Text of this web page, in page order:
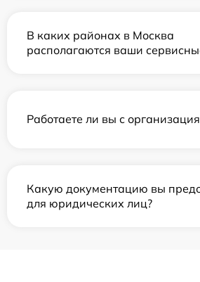
В каких районах в Москва
располагаются ваши
Работаете ли вы с
Какую документацию вы
для юридических лиц?